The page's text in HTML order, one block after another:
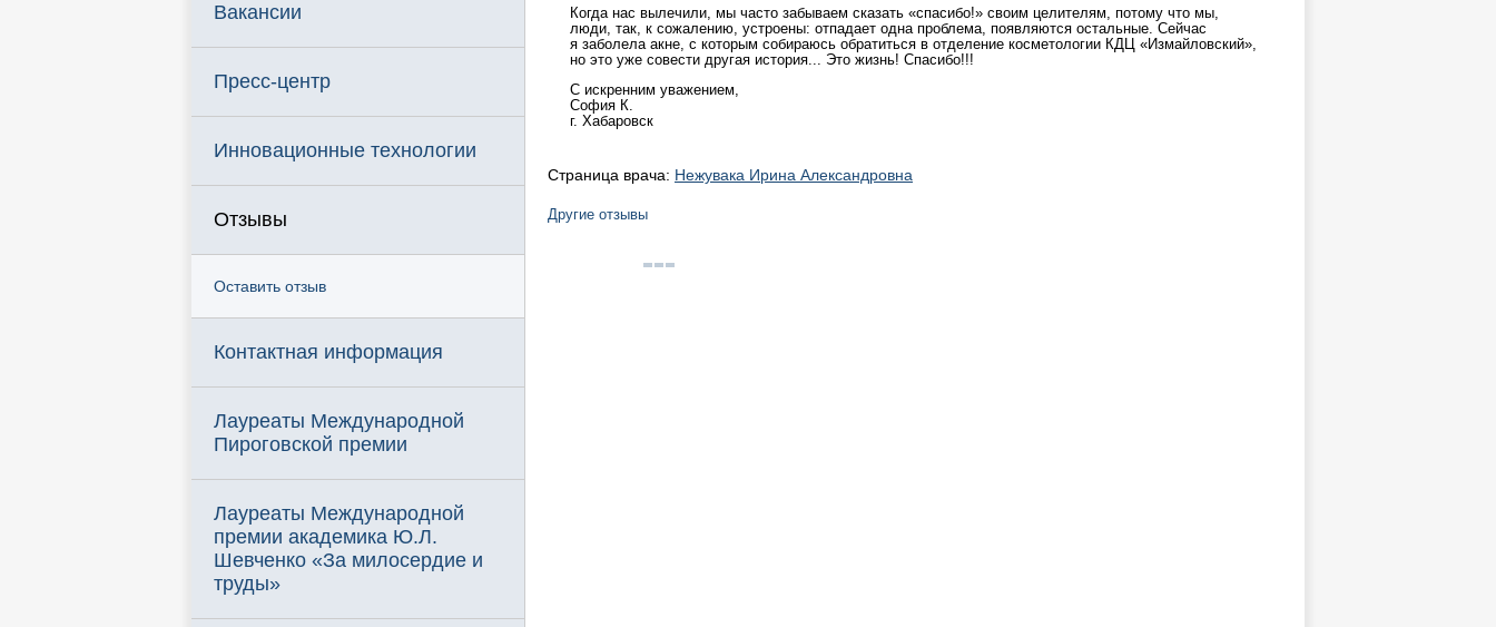
Вакансии
Пресс-центр
Инновационные технологии
Отзывы
Оставить отзыв
Контактная информация
Лауреаты Международной
Пироговской премии
Лауреаты Международной
премии академика Ю.Л.
Шевченко «За милосердие и
труды»
Когда нас вылечили, мы часто забываем сказать «спасибо!» своим целителям, потому что мы,
люди, так, к сожалению, устроены: отпадает одна проблема, появляются остальные. Сейчас
я заболела акне, с которым собираюсь обратиться в отделение косметологии КДЦ «Измайловский»,
но это уже совести другая история... Это жизнь! Спасибо!!!
С искренним уважением,
София К.
г. Хабаровск
Страница врача: Нежувака Ирина Александровна
Другие отзывы